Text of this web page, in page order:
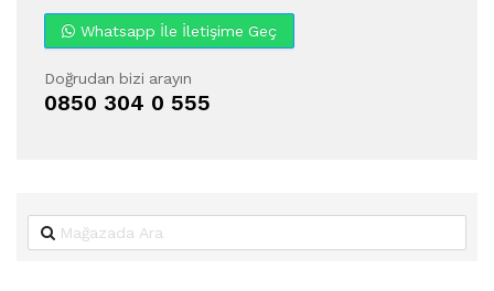
Whatsapp İle İletişime Geç
Doğrudan bizi arayın
0850 304 0 555